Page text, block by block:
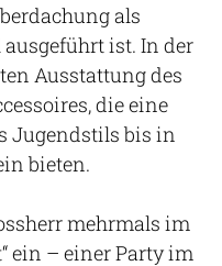
als
ist. In der
Ausstattung des
die eine
Jugendstils bis in
bieten.
mehrmals im
ein – einer Party im